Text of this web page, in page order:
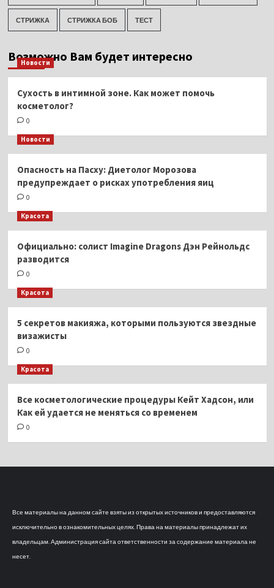
СТРИЖКА СТРИЖКА БОБ ТЕСТ
Возможно Вам будет интересно
Новости
Сухость в интимной зоне. Как может помочь
косметолог?
0
Новости
Опасность на Пасху: Диетолог Морозова
предупреждает о рисках употребления яиц
0
Красота
Официально: солист Imagine Dragons Дэн Рейнольдс
разводится
0
Красота
5 секретов макияжа, которыми пользуются звездные
визажисты
0
Красота
Все косметологические процедуры Кейт Хадсон, или
Как ей удается не меняться со временем
0
Все материалы на данном сайте взяты из открытых источников и предоставляются
исключительно в ознакомительных целях. Права на материалы принадлежат их
владельцам. Администрация сайта ответственности за содержание материала не
несет.